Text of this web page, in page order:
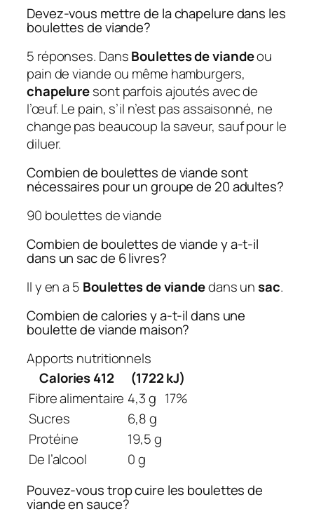
Devez-vous mettre de la chapelure dans les
boulettes de viande?
5 réponses. DansBoulettes de viandeou
pain de viande ou même hamburgers,
chapeluresont parfois ajoutés avec de
l’œuf. Le pain, s’il n’est pas assaisonné, ne
change pas beaucoup la saveur, sauf pour le
diluer.
Combien de boulettes de viande sont
nécessaires pour un groupe de 20 adultes?
90 boulettes de viande
Combien de boulettes de viande y a-t-il
dans un sac de 6 livres?
Il y en a 5 Boulettes de viandedans unsac.
Combien de calories y a-t-il dans une
boulette de viande maison?
Apports nutritionnels
Calories 412
(1722 kJ)
Fibre alimentaire 4,3 g 17%
Sucres
6,8 g
Protéine
19,5 g
De l’alcool
0 g
Pouvez-vous trop cuire les boulettes de
viande en sauce?